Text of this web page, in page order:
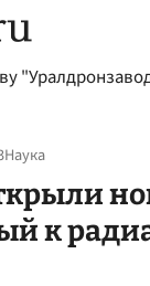
Наука
к